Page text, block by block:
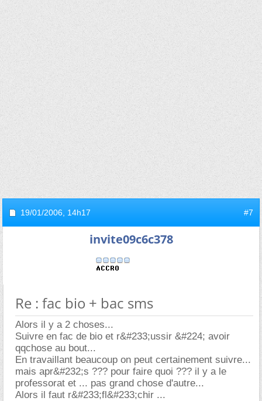
19/01/2006, 14h17 #7
invite09c6c378
Re : fac bio + bac sms
Alors il y a 2 choses...
Suivre en fac de bio et r&#233;ussir &#224; avoir
qqchose au bout...
En travaillant beaucoup on peut certainement suivre...
mais apr&#232;s ??? pour faire quoi ??? il y a le
professorat et ... pas grand chose d'autre...
Alors il faut r&#233;fl&#233;chir ...